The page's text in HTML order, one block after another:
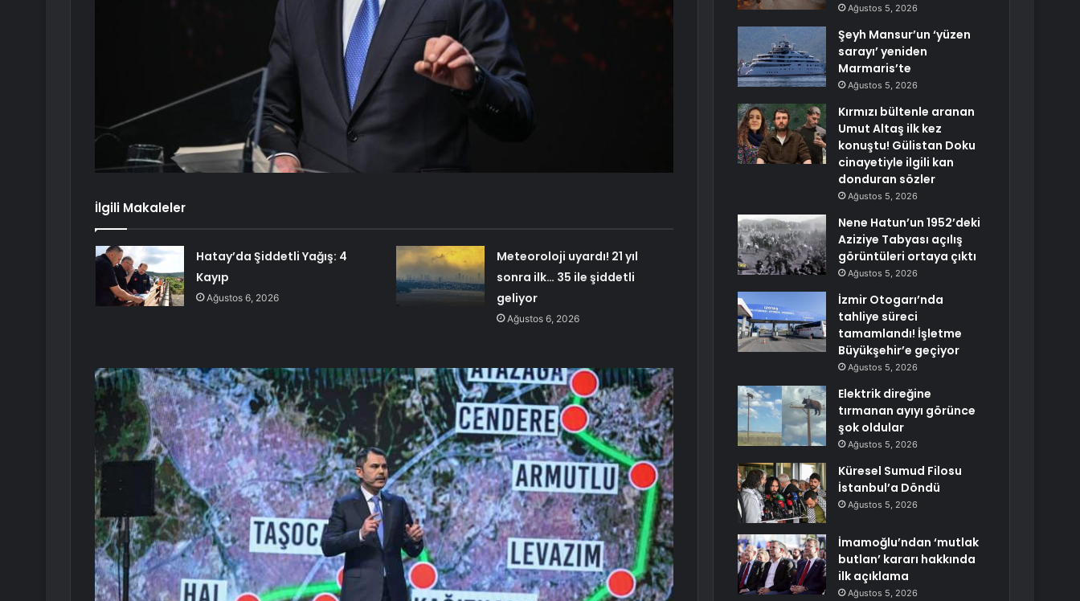
İlgili Makaleler
Hatay’da Şiddetli Yağış: 4
Kayıp
Ağustos 6, 2026
Meteoroloji uyardı! 21 yıl
sonra ilk… 35 ile şiddetli
geliyor
Ağustos 6, 2026
Ağustos 5, 2026
Şeyh Mansur’un ‘yüzen
sarayı’ yeniden
Marmaris’te
Ağustos 5, 2026
Kırmızı bültenle aranan
Umut Altaş ilk kez
konuştu! Gülistan Doku
cinayetiyle ilgili kan
donduran sözler
Ağustos 5, 2026
Nene Hatun’un 1952’deki
Aziziye Tabyası açılış
görüntüleri ortaya çıktı
Ağustos 5, 2026
İzmir Otogarı’nda
tahliye süreci
tamamlandı! İşletme
Büyükşehir’e geçiyor
Ağustos 5, 2026
Elektrik direğine
tırmanan ayıyı görünce
şok oldular
Ağustos 5, 2026
Küresel Sumud Filosu
İstanbul’a Döndü
Ağustos 5, 2026
İmamoğlu’ndan ‘mutlak
butlan’ kararı hakkında
ilk açıklama
Ağustos 5, 2026